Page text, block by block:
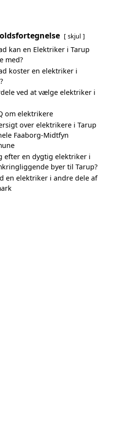
skjul
kan en Elektriker i Tarup
med?
koster en elektriker i
ved at vælge elektriker i
om elektrikere
over elektrikere i Tarup
Faaborg-Midtfyn
efter en dygtig elektriker i
byer til Tarup?
en elektriker i andre dele af